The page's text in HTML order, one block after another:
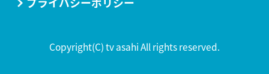
Copyright(C) tv asahi All rights reserved.